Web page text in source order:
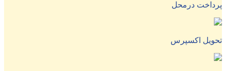
پرداخت درمحل
تحویل اکسپرس